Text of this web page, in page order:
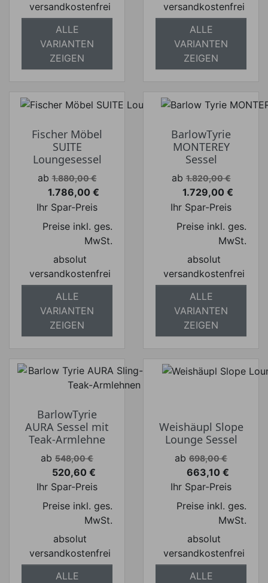
versandkostenfrei
ALLE
VARIANTEN
ZEIGEN
versandkostenfrei
ALLE
VARIANTEN
ZEIGEN
Fischer Möbel
SUITE
Loungesessel
Verkaufspreis
ab 1.880,00 €
Preis
1.786,00 €
Ihr Spar-Preis
Preise inkl. ges.
MwSt.
absolut
versandkostenfrei
ALLE
VARIANTEN
ZEIGEN
BarlowTyrie
MONTEREY
Sessel
Verkaufspreis
ab 1.820,00 €
Preis
1.729,00 €
Ihr Spar-Preis
Preise inkl. ges.
MwSt.
absolut
versandkostenfrei
ALLE
VARIANTEN
ZEIGEN
BarlowTyrie
AURA Sessel mit
Teak-Armlehne
Verkaufspreis
ab 548,00 €
Preis
520,60 €
Ihr Spar-Preis
Preise inkl. ges.
MwSt.
absolut
versandkostenfrei
ALLE
Weishäupl Slope
Lounge Sessel
Verkaufspreis
ab 698,00 €
Preis
663,10 €
Ihr Spar-Preis
Preise inkl. ges.
MwSt.
absolut
versandkostenfrei
ALLE